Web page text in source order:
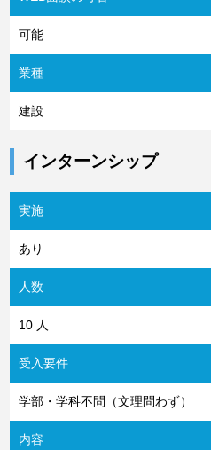
可能
業種
建設
インターンシップ
実施
あり
人数
10 人
受入要件
学部・学科不問（文理問わず）
内容